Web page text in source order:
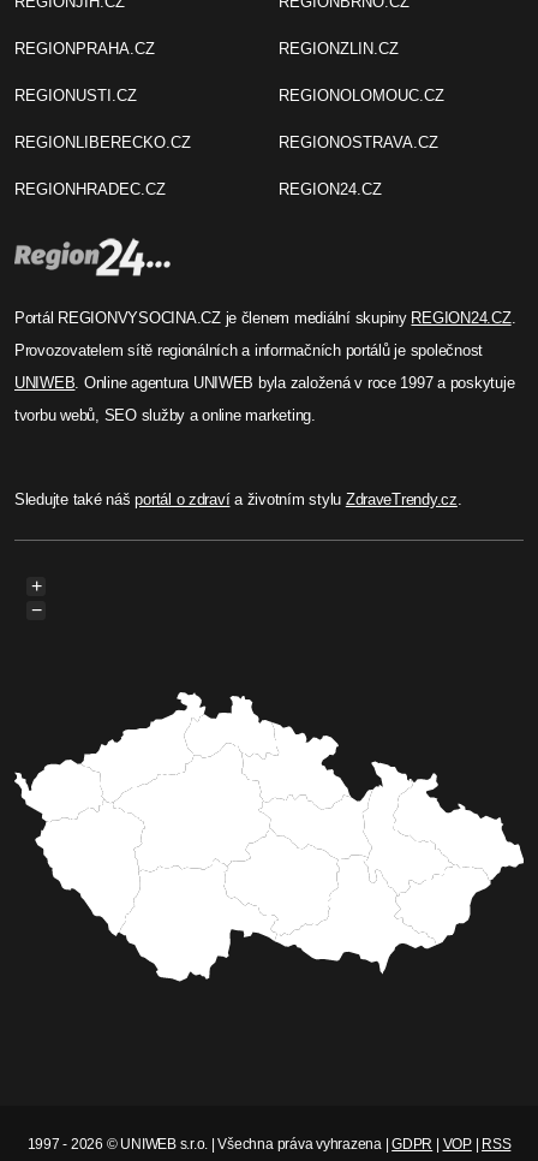
REGIONPRAHA.CZ
REGIONUSTI.CZ
REGIONLIBERECKO.CZ
REGIONHRADEC.CZ
REGIONZLIN.CZ
REGIONOLOMOUC.CZ
REGIONOSTRAVA.CZ
REGION24.CZ
Portál REGIONVYSOCINA.CZ je členem mediální skupiny REGION24.CZ.
Provozovatelem sítě regionálních a informačních portálů je společnost
UNIWEB . Online agentura UNIWEB byla založená v roce 1997 a poskytuje
tvorbu webů, SEO služby a online marketing.
Sledujte také nášportál o zdravía životním stylu ZdraveTrendy.cz
+
−
1997 - 2026 © UNIWEB s.r.o. | Všechna práva vyhrazena |GDPR | VOP| RSS